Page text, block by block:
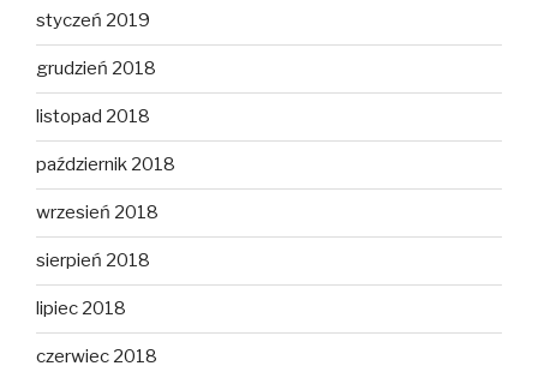
styczeń 2019
grudzień 2018
listopad 2018
październik 2018
wrzesień 2018
sierpień 2018
lipiec 2018
czerwiec 2018